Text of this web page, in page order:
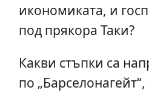
икономиката, и
под прякора Таки?
Какви стъпки са
по „Барселонагейт“,